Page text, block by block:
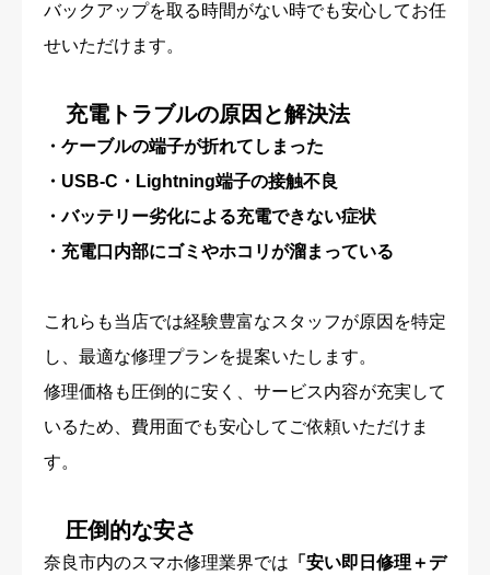
バックアップを取る時間がない時でも安心してお任
せいただけます。
充電トラブルの原因と解決法
・ケーブルの端子が折れてしまった
・USB-C・Lightning端子の接触不良
・バッテリー劣化による充電できない症状
・充電口内部にゴミやホコリが溜まっている
これらも当店では経験豊富なスタッフが原因を特定
し、最適な修理プランを提案いたします。
修理価格も圧倒的に安く、サービス内容が充実して
いるため、費用面でも安心してご依頼いただけま
す。
圧倒的な安さ
奈良市内のスマホ修理業界では 「安い即日修理＋デ